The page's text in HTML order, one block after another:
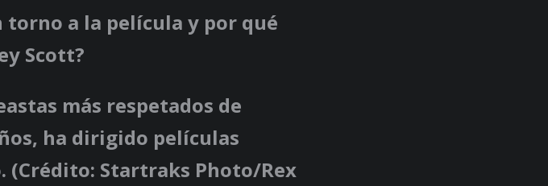
torno a la película y por qué
Scott?
más respetados de
ha dirigido películas
(Crédito: Startraks Photo/Rex